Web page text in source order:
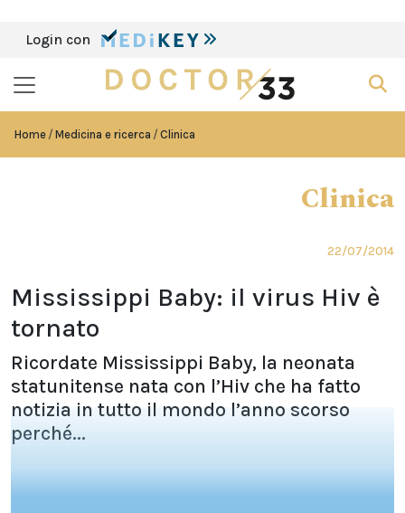
Login con
Home Medicina e ricerca Clinica
Clinica
22/07/2014
Mississippi Baby: il virus Hiv è
tornato
Ricordate Mississippi Baby, la neonata
statunitense nata con l’Hiv che ha fatto
notizia in tutto il mondo l’anno scorso
perché...